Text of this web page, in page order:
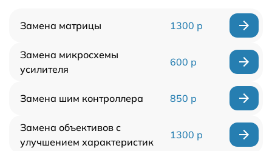
Замена матрицы 1300 р
Замена микросхемы
усилителя
600 р
Замена шим контроллера 850 р
Замена объективов с
улучшением характеристик
1300 р